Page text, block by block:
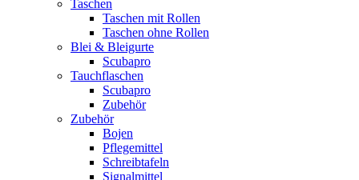
Taschen
Taschen mit Rollen
Taschen ohne Rollen
Blei & Bleigurte
Scubapro
Tauchflaschen
Scubapro
Zubehör
Zubehör
Bojen
Pflegemittel
Schreibtafeln
Signalmittel